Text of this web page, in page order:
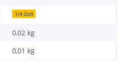
1/4 Zoll
0,02 kg
0,01 kg